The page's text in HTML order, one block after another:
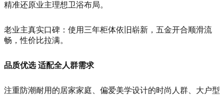
精准还原业主理想卫浴布局。
老业主真实口碑：使用三年柜体依旧崭新，五金开合顺滑流
畅，性价比拉满。
品质优选 适配全人群需求
注重防潮耐用的居家家庭、偏爱美学设计的时尚人群、大户型